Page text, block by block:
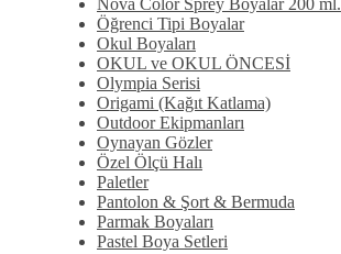
Öğrenci Tipi Boyalar
Okul Boyaları
OKUL ve OKUL ÖNCESİ
Olympia Serisi
Origami (Kağıt Katlama)
Outdoor Ekipmanları
Oynayan Gözler
Özel Ölçü Halı
Paletler
Pantolon & Şort & Bermuda
Parmak Boyaları
Pastel Boya Setleri